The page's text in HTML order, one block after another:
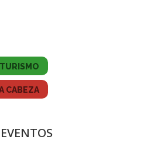
TURISMO
CABEZA
EVENTOS